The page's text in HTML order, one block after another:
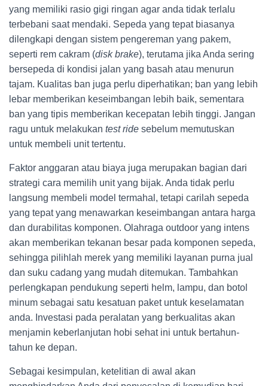
yang memiliki rasio gigi ringan agar anda tidak terlalu
terbebani saat mendaki. Sepeda yang tepat biasanya
dilengkapi dengan sistem pengereman yang pakem,
seperti rem cakram (disk brake), terutama jika Anda sering
bersepeda di kondisi jalan yang basah atau menurun
tajam. Kualitas ban juga perlu diperhatikan; ban yang lebih
lebar memberikan keseimbangan lebih baik, sementara
ban yang tipis memberikan kecepatan lebih tinggi. Jangan
ragu untuk melakukan test ride sebelum memutuskan
untuk membeli unit tertentu.
Faktor anggaran atau biaya juga merupakan bagian dari
strategi cara memilih unit yang bijak. Anda tidak perlu
langsung membeli model termahal, tetapi carilah sepeda
yang tepat yang menawarkan keseimbangan antara harga
dan durabilitas komponen. Olahraga outdoor yang intens
akan memberikan tekanan besar pada komponen sepeda,
sehingga pilihlah merek yang memiliki layanan purna jual
dan suku cadang yang mudah ditemukan. Tambahkan
perlengkapan pendukung seperti helm, lampu, dan botol
minum sebagai satu kesatuan paket untuk keselamatan
anda. Investasi pada peralatan yang berkualitas akan
menjamin keberlanjutan hobi sehat ini untuk bertahun-
tahun ke depan.
Sebagai kesimpulan, ketelitian di awal akan